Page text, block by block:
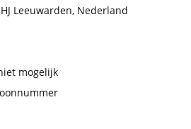
Leeuwarden, Nederland
mogelijk